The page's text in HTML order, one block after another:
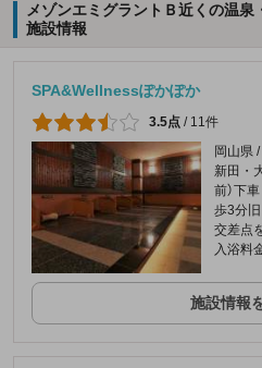
メゾンエミグラントＢ近くの温
施設情報
SPA&Wellnessぽかぽか
3.5点 / 11件
岡山県
新田・
前）下
歩3分
交差点
入浴料
施設情報